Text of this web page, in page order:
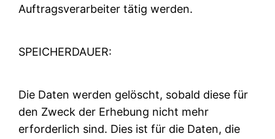
Auftragsverarbeiter tätig werden.
SPEICHERDAUER:
Die Daten werden gelöscht, sobald diese für
den Zweck der Erhebung nicht mehr
erforderlich sind. Dies ist für die Daten, die